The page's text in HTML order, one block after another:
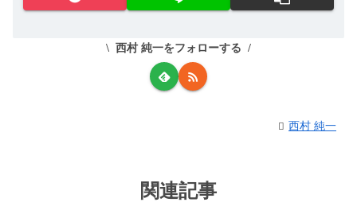
西村 純一をフォローする
西村 純一
関連記事